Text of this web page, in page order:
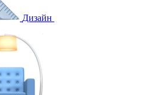
Дизайн